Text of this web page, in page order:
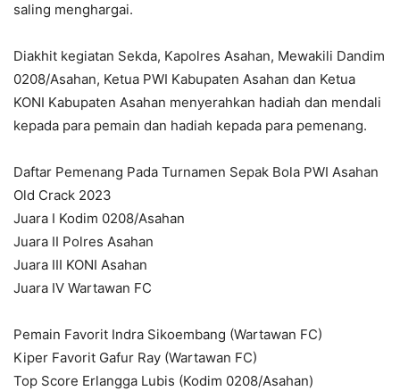
saling menghargai.
Diakhit kegiatan Sekda, Kapolres Asahan, Mewakili Dandim
0208/Asahan, Ketua PWI Kabupaten Asahan dan Ketua
KONI Kabupaten Asahan menyerahkan hadiah dan mendali
kepada para pemain dan hadiah kepada para pemenang.
Daftar Pemenang Pada Turnamen Sepak Bola PWI Asahan
Old Crack 2023
Juara I Kodim 0208/Asahan
Juara II Polres Asahan
Juara III KONI Asahan
Juara IV Wartawan FC
Pemain Favorit Indra Sikoembang (Wartawan FC)
Kiper Favorit Gafur Ray (Wartawan FC)
Top Score Erlangga Lubis (Kodim 0208/Asahan)